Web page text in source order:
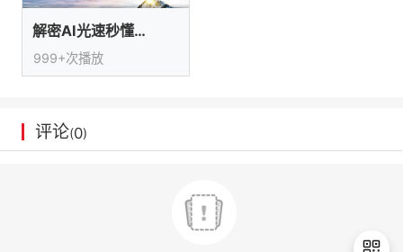
注
验
收
藏
议 解密AI光速秒懂用户的神秘力量
999+次播放
评论(0)